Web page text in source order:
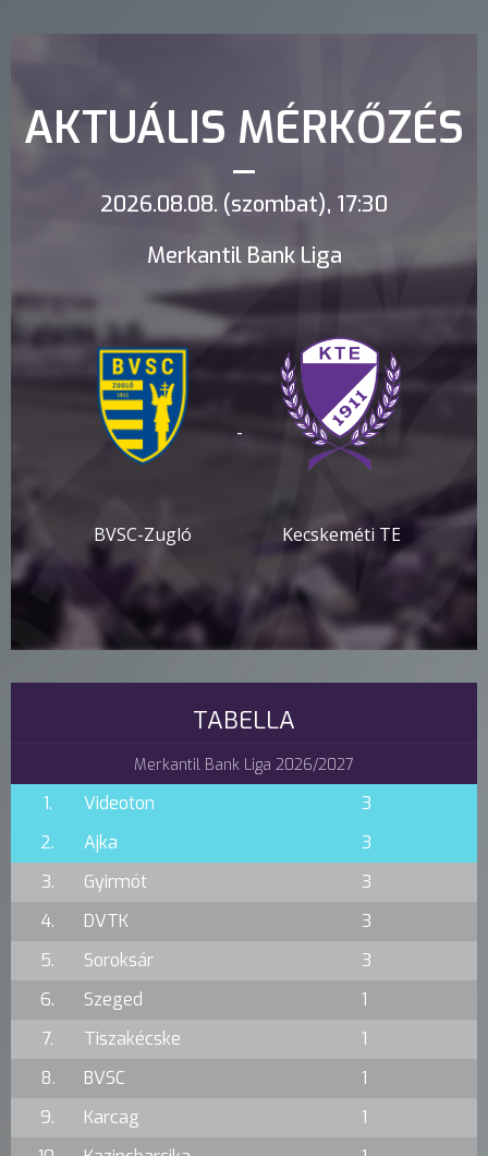
AKTUÁLIS MÉRKŐZÉS
2026.08.08. (szombat), 17:30
Merkantil Bank Liga
BVSC-Zugló
-
Kecskeméti TE
TABELLA
Merkantil Bank Liga 2026/2027
1. Videoton
3
2.
Ajka
3
3.
Gyirmót
3
4.
DVTK
3
5.
Soroksár
3
6.
Szeged
1
7.
Tiszakécske
1
8.
BVSC
1
9.
Karcag
1